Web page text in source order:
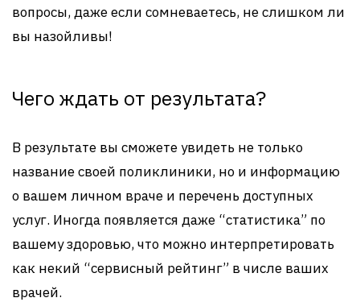
вопросы, даже если сомневаетесь, не слишком ли
вы назойливы!
Чего ждать от результата?
В результате вы сможете увидеть не только
название своей поликлиники, но и информацию
о вашем личном враче и перечень доступных
услуг. Иногда появляется даже “статистика” по
вашему здоровью, что можно интерпретировать
как некий “сервисный рейтинг” в числе ваших
врачей.